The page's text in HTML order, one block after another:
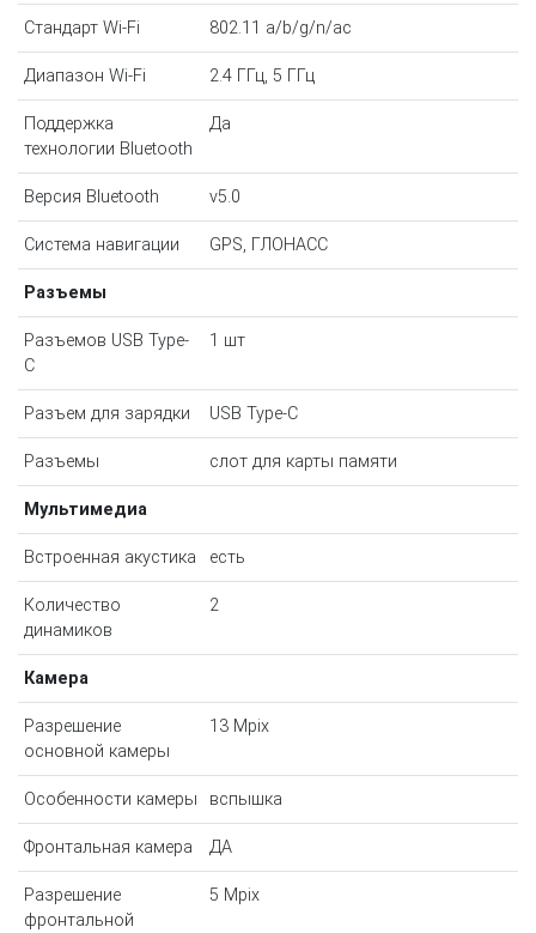
Стандарт Wi-Fi 802.11 a/b/g/n/ac
Диапазон Wi-Fi 2.4 ГГц, 5 ГГц
Поддержка
технологии Bluetooth
Да
Версия Bluetooth v5.0
Система навигации GPS, ГЛОНАСС
Разъемы
Разъемов USB Type-
C
1 шт
Разъем для зарядки USB Type-C
Разъемы слот для карты памяти
Мультимедиа
Встроенная акустика есть
Количество
динамиков
2
Камера
Разрешение
основной камеры
13 Mpix
Особенности камеры вспышка
Фронтальная камера ДА
Разрешение
фронтальной
5 Mpix